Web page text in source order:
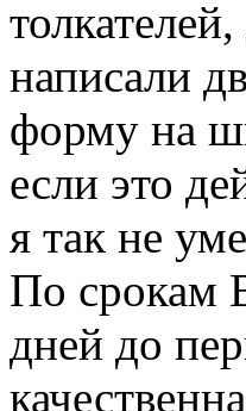
написали
форму на
если это
я так не
По срокам
дней до